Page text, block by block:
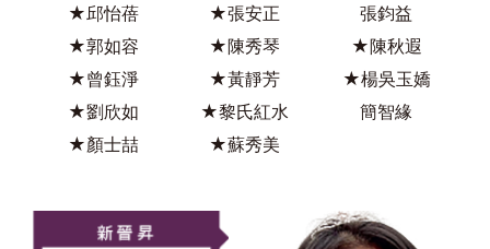
★邱怡蓓
★張安正
張鈞益
★郭如容
★陳秀琴
★陳秋遐
★曾鈺淨
★黃靜芳
★楊吳玉嬌
★劉欣如
★黎氏紅水
簡智緣
★顏士喆
★蘇秀美